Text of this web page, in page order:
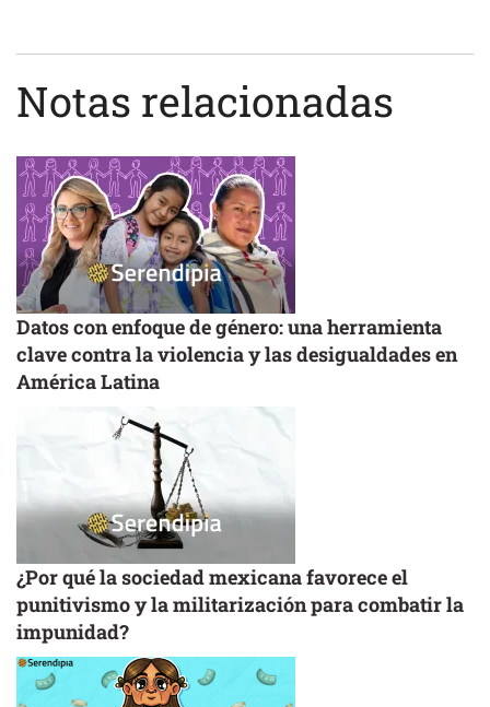
Notas relacionadas
Datos con enfoque de género: una herramienta
clave contra la violencia y las desigualdades en
América Latina
¿Por qué la sociedad mexicana favorece el
punitivismo y la militarización para combatir la
impunidad?